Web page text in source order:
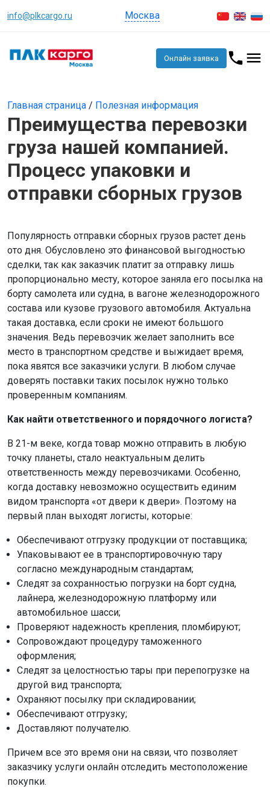
info@plkcargo.ru Москва
Онлайн заявка
Главная страница / Полезная информация
Преимущества перевозки
груза нашей компанией.
Процесс упаковки и
отправки сборных грузов
Популярность отправки сборных грузов растет день
ото дня. Обусловлено это финансовой выгодностью
сделки, так как заказчик платит за отправку лишь
пропорционально месту, которое заняла его посылка на
борту самолета или судна, в вагоне железнодорожного
состава или кузове грузового автомобиля. Актуальна
такая доставка, если сроки не имеют большого
значения. Ведь перевозчик желает заполнить все
место в транспортном средстве и выжидает время,
пока явятся все заказчики услуги. В любом случае
доверять поставки таких посылок нужно только
проверенным компаниям.
Как найти ответственного и порядочного логиста?
В 21-м веке, когда товар можно отправить в любую
точку планеты, стало неактуальным делить
ответственность между перевозчиками. Особенно,
когда доставку невозможно осуществить единим
видом транспорта «от двери к двери». Поэтому на
первый план выходят логисты, которые:
Обеспечивают отгрузку продукции от поставщика;
Упаковывают ее в транспортировочную тару
согласно международным стандартам;
Следят за сохранностью погрузки на борт судна,
лайнера, железнодорожную платформу или
автомобильное шасси;
Проверяют надежность крепления, пломбируют;
Сопровождают процедуру таможенного
оформления;
Следят за целостностью тары при перепогрузке на
другой вид транспорта;
Охраняют посылку при складировании;
Обеспечивают отгрузку;
Доставляют получателю.
Причем все это время они на связи, что позволяет
заказчику услуги онлайн отследить местоположение
покупки.